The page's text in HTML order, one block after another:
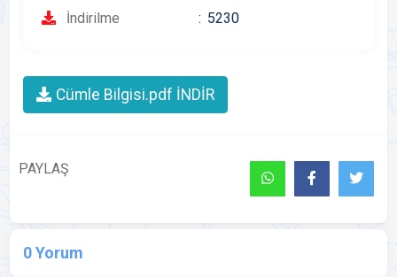
İndirilme 5230
Cümle Bilgisi.pdf İNDİR
PAYLAŞ
0 Yorum